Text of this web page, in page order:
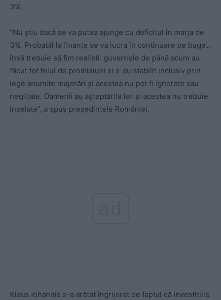
3%.
”Nu ştiu dacă se va putea ajunge cu deficitul în marja de
3%. Probabil la finanţe se va lucra în continuare pe buget,
însă trebuie să fim realişti: guvernele de până acum au
făcut tot felul de promisiuni și s-au stabilit inclusiv prin
lege anumite majorări şi acestea nu pot fi ignorate sau
neglijate. Oamenii au aşteptările lor şi acestea nu trebuie
înşelate”, a spus președintele României.
Klaus Iohannis s-a arătat îngrijorat de faptul că investițiile